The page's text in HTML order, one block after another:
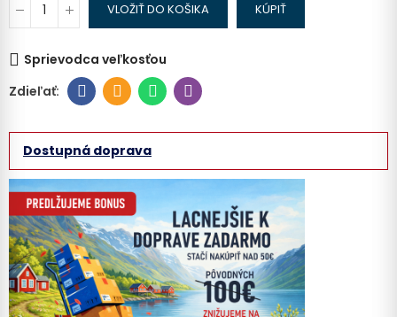
VLOŽIŤ DO KOŠIKA KÚPIŤ
Sprievodca veľkosťou
Dostupná doprava